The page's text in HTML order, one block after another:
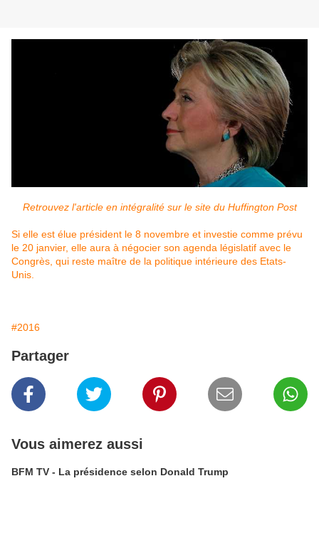
Retrouvez l'article en intégralité sur le site du Huffington Post
Si elle est élue président le 8 novembre et investie comme prévu
le 20 janvier, elle aura à négocier son agenda législatif avec le
Congrès, qui reste maître de la politique intérieure des Etats-
Unis.
#2016
Partager
Vous aimerez aussi
BFM TV - La présidence selon Donald Trump